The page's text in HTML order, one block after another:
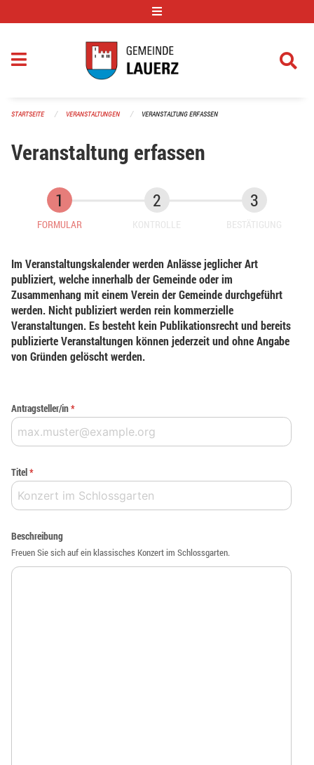
STARTSEITE VERANSTALTUNGEN VERANSTALTUNG ERFASSEN
Veranstaltung erfassen
FORMULAR KONTROLLE BESTÄTIGUNG
Im Veranstaltungskalender werden Anlässe jeglicher Art
publiziert, welche innerhalb der Gemeinde oder im
Zusammenhang mit einem Verein der Gemeinde durchgeführt
werden. Nicht publiziert werden rein kommerzielle
Veranstaltungen. Es besteht kein Publikationsrecht und bereits
publizierte Veranstaltungen können jederzeit und ohne Angabe
von Gründen gelöscht werden.
Antragsteller/in*
Titel*
Beschreibung
Freuen Sie sich auf ein klassisches Konzert im Schlossgarten.